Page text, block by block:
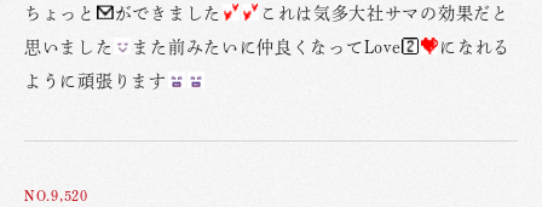
ちょっと
ができました
これは気多大社サマの効果だと
思いました
また前みたいに仲良くなってLove
になれる
ように頑張ります
NO.9,520